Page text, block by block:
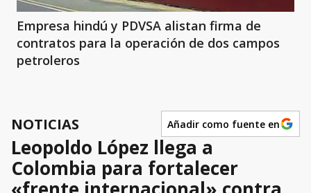
Empresa hindú y PDVSA alistan firma de
contratos para la operación de dos campos
petroleros
NOTICIAS Añadir como fuente en
Leopoldo López llega a
Colombia para fortalecer